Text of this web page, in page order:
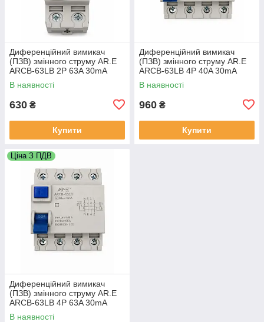
Диференційний вимикач
(ПЗВ) змінного струму AR.E
ARCB-63LB 2P 63A 30mA
(AC)
В наявності
630 ₴
Купити
Диференційний вимикач
(ПЗВ) змінного струму AR.E
ARCB-63LB 4P 40A 30mA
(AC)
В наявності
960 ₴
Купити
Ціна З ПДВ
Диференційний вимикач
(ПЗВ) змінного струму AR.E
ARCB-63LB 4P 63A 30mA
(AC)
В наявності